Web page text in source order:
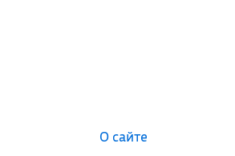
О сайте